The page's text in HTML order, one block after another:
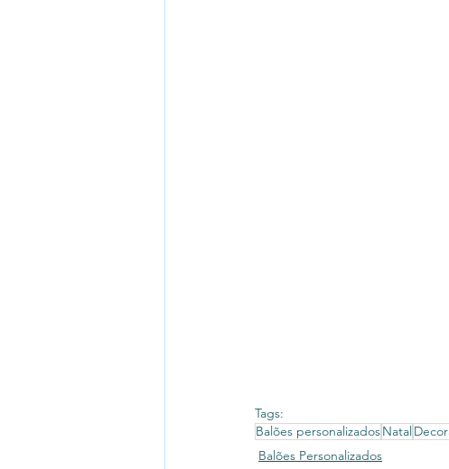
Tags:
Balões personalizadosNatal
Balões Personalizados